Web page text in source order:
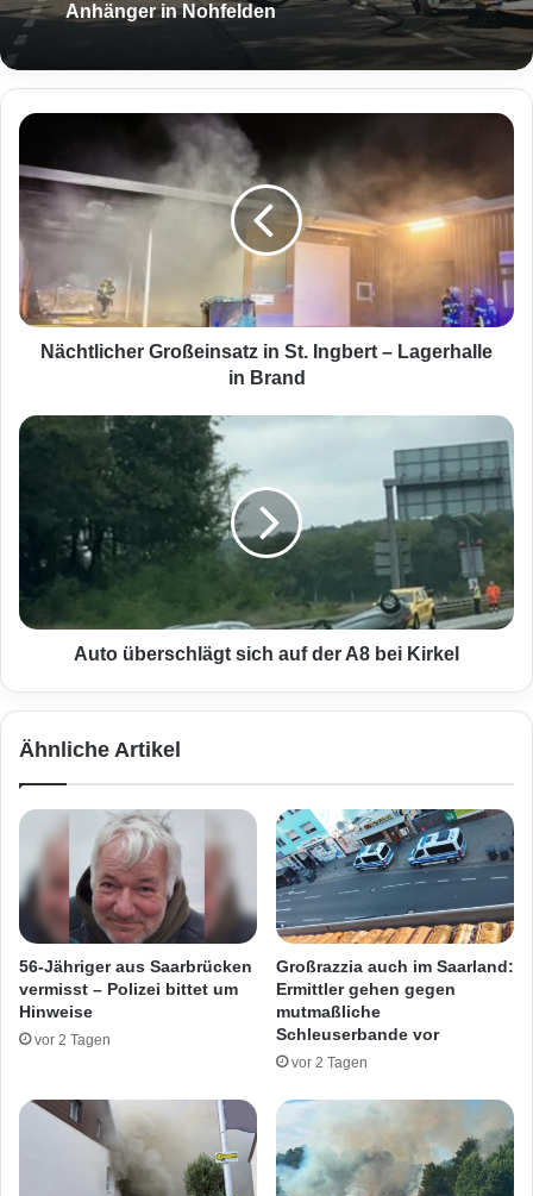
Anhänger in Nohfelden
N
c
h
t
c
h
r
n
a
t
t
n
b
e
r
–
L
g
Nächtlicher Großeinsatz in St. Ingbert – Lagerhalle
in Brand
A
b
r
s
g
i
h
a
u
d
e
r
b
Auto überschlägt sich auf der A8 bei Kirkel
Ähnliche Artikel
56-Jähriger aus Saarbrücken
vermisst – Polizei bittet um
Hinweise
vor 2 Tagen
Großrazzia auch im Saarland:
Ermittler gehen gegen
mutmaßliche
Schleuserbande vor
vor 2 Tagen